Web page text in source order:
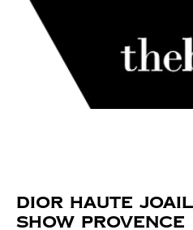
Dior Haute
Show Provence